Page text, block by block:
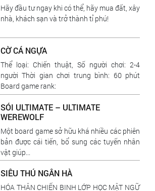
Hãy đầu tư ngay khi có thể, hãy mua đất, xây
nhà, khách sạn và trở thành tỉ phú!
CỜ CÁ NGỰA
Thể loại: Chiến thuật, Số người chơi: 2-4
người Thời gian chơi trung bình: 60 phút
Board game rank:
SÓI ULTIMATE – ULTIMATE
WEREWOLF
Một board game sở hữu khá nhiều các phiên
bản được cái tiến, bổ sung các tuyến nhân
vật giúp...
SIÊU THÚ NGÂN HÀ
HÓA THÂN CHIẾN BINH LỚP HỌC MẬT NGỮ